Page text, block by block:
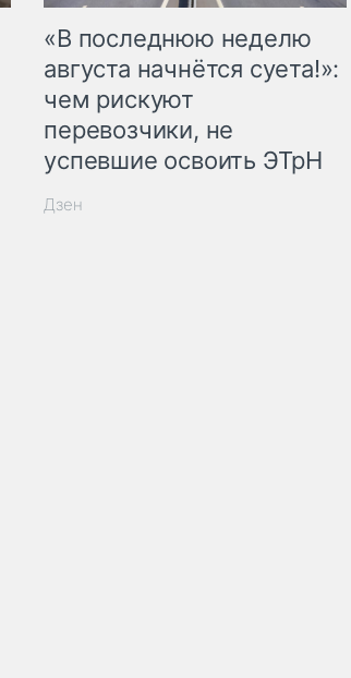
«В последнюю неделю
августа начнётся суета!»:
чем рискуют
перевозчики, не
успевшие освоить ЭТрН
Дзен